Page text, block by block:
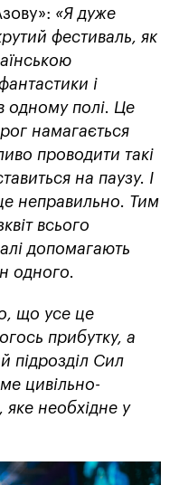
«Я дуже
фестиваль, як
і
одному полі. Це
намагається
проводити такі
на паузу. І
неправильно. Тим
всього
допомагають
одного.
що усе це
прибутку, а
підрозділ Сил
цивільно-
яке необхідне у